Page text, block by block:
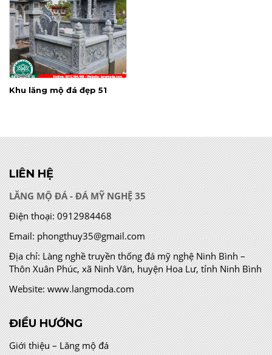
Khu lăng mộ đá đẹp 51
LIÊN HỆ
LĂNG MỘ ĐÁ - ĐÁ MỸ NGHỆ 35
Điện thoại: 0912984468
Email: phongthuy35@gmail.com
Địa chỉ:Làng nghề truyền thống đá mỹ nghệ Ninh Bình –
Thôn Xuân Phúc, xã Ninh Vân, huyện Hoa Lư, tỉnh Ninh Bình
Website: www.langmoda.com
ĐIỀU HƯỚNG
Giới thiệu – Lăng mộ đá